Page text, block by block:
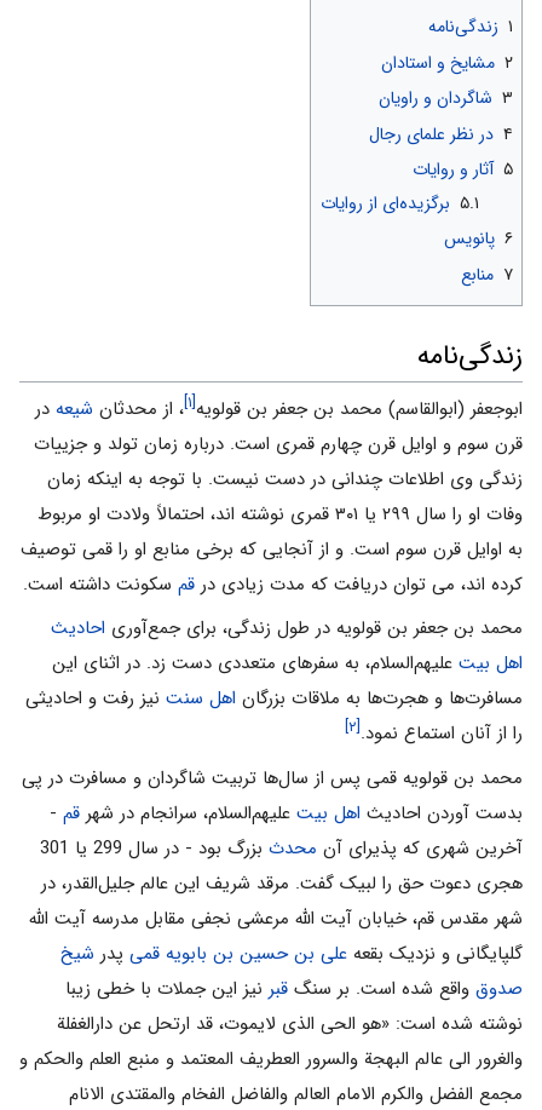
۱ زندگی‌نامه
۲ مشایخ و استادان
۳ شاگردان و راویان
۴ در نظر علمای رجال
۵ آثار و روایات
۵.۱ برگزیده‌ای از روایات
۶ پانویس
۷ منابع
زندگی‌نامه
ابوجعفر (ابوالقاسم) محمد بن جعفر بن قولویه[۱] ، از محدثان شیعه در
قرن سوم و اوایل قرن چهارم قمری است. درباره زمان تولد و جزییات
زندگی وی اطلاعات چندانی در دست نیست. با توجه به اینکه زمان
وفات او را سال ۲۹۹ یا ۳۰۱ قمری نوشته اند، احتمالاً ولادت او مربوط
به اوایل قرن سوم است. و از آنجایی که برخی منابع او را قمی توصیف
کرده اند، می توان دریافت که مدت زیادی در قم سکونت داشته است.
محمد بن جعفر بن قولویه در طول زندگی، برای جمع‌آوری احادیث
اهل بیت علیهم‌السلام، به سفرهای متعددی دست زد. در اثنای این
مسافرت‌ها و هجرت‌ها به ملاقات بزرگان اهل سنت نیز رفت و احادیثی
را از آنان استماع نمود.[۲]
محمد بن قولویه قمی پس از سال‌ها تربیت شاگردان و مسافرت در پی
بدست آوردن احادیث اهل بیت علیهم‌السلام، سرانجام در شهر قم -
آخرین شهری که پذیرای آن محدث
بزرگ بود - در سال 299 یا 301
هجری دعوت حق را لبیک گفت. مرقد شریف این عالم جلیل‌القدر، در
شهر مقدس قم، خیابان آیت الله مرعشی نجفی مقابل مدرسه آیت الله
گلپایگانی و نزدیک بقعه علی بن حسین بن بابویه قمی پدر شیخ
صدوق واقع شده است. بر سنگ قبر نیز این جملات با خطی زیبا
نوشته شده است: «هو الحی الذی لایموت، قد ارتحل عن دارالغفلة
والغرور الی عالم البهجة والسرور العطریف المعتمد و منبع العلم والحکم و
مجمع الفضل والکرم الامام العالم والفاضل الفخام والمقتدی الانام